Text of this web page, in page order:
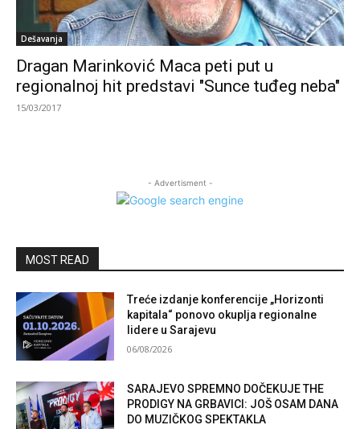
Dešavanja
Dragan Marinković Maca peti put u
regionalnoj hit predstavi "Sunce tuđeg neba"
15/03/2017
- Advertisment -
MOST READ
Treće izdanje konferencije „Horizonti
kapitala“ ponovo okuplja regionalne
lidere u Sarajevu
06/08/2026
SARAJEVO SPREMNO DOČEKUJE THE
PRODIGY NA GRBAVICI: JOŠ OSAM DANA
DO MUZIČKOG SPEKTAKLA